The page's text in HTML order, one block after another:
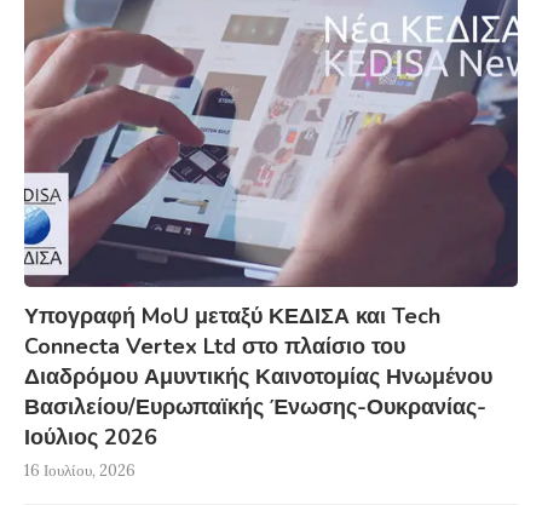
Υπογραφή MoU μεταξύ ΚΕΔΙΣΑ και Tech
Connecta Vertex Ltd στο πλαίσιο του
Διαδρόμου Αμυντικής Καινοτομίας Ηνωμένου
Βασιλείου/Ευρωπαϊκής Ένωσης-Ουκρανίας-
Ιούλιος 2026
16 Ιουλίου, 2026